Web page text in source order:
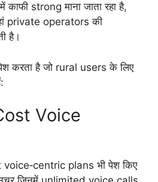
काफी strong माना जाता रहा है,
private operators की
है।
करता है जो rural users के लिए
Voice
plans भी पेश किए